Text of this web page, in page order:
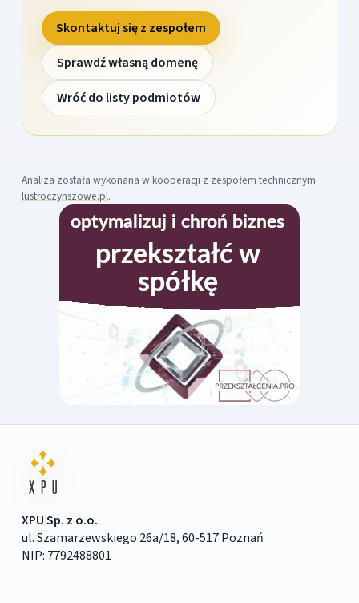
Skontaktuj się z zespołem
Sprawdź własną domenę
Wróć do listy podmiotów
Analiza została wykonana w kooperacji z zespołem technicznym
lustroczynszowe.pl.
XPU Sp. z o.o.
ul. Szamarzewskiego 26a/18, 60-517 Poznań
NIP: 7792488801